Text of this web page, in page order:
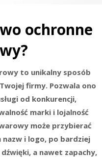
ochronne
to unikalny sposób
firmy. Pozwala ono
od konkurencji,
marki i lojalność
może przybierać
i logo, po bardziej
a nawet zapachy,